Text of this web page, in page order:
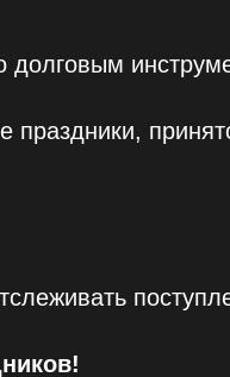
долговым
праздники,